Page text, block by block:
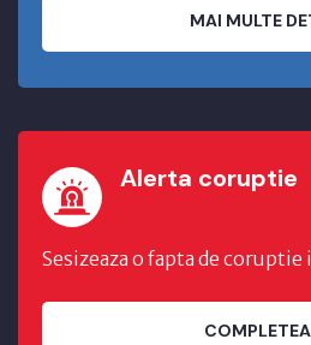
MAI MULTE
Alerta coruptie
Sesizeaza o fapta de